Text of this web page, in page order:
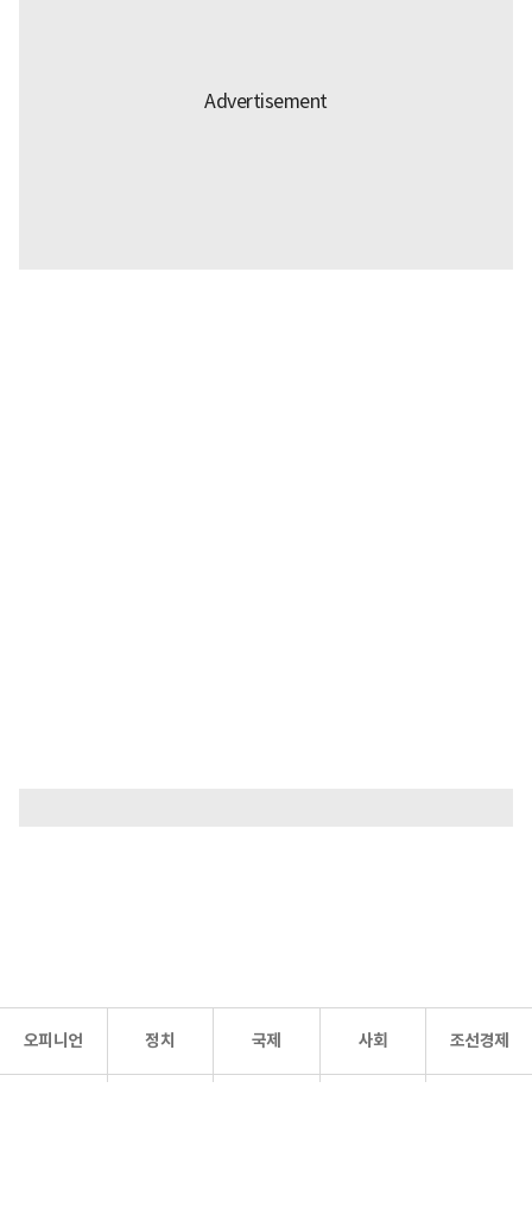
오피니언 정치 국제 사회 조선경제